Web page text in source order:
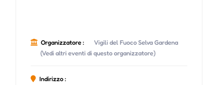
Organizzatore :
Vigili del Fuoco Selva Gardena
(Vedi altri eventi di questo organizzatore)
Indirizzo :